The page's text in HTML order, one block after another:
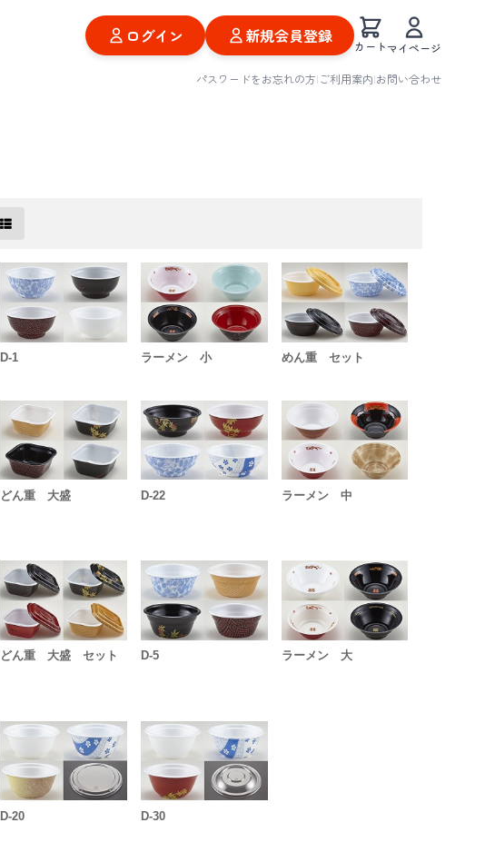
ログイン 新規会員登録 カートマイページ
パスワードをお忘れの方|ご利用案内|お問い合わせ
D-1 ラーメン 小 めん重 セット
どん重 大盛 D-22 ラーメン 中
どん重 大盛 セット D-5 ラーメン 大
D-20 D-30